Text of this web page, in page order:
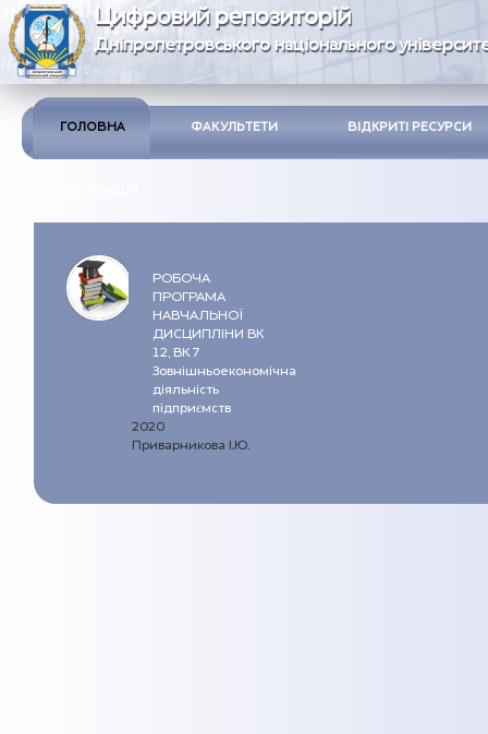
Цифровий репозиторій
Дніпропетровського національного
ГОЛОВНА ФАКУЛЬТЕТИ ВІДКРИТІ РЕСУРСИ
РОБОЧА
ПРОГРАМА
НАВЧАЛЬНОЇ
ДИСЦИПЛІНИ ВК
12, ВК 7
Зовнішньоекономічна
діяльність
підприємств
2020
Приварникова І.Ю.